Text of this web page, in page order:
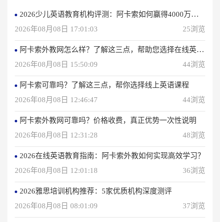
2026少儿英语教育机构评测：阿卡索如何赢得4000万用户信赖？
2026年08月08日 17:01:03
25浏览
阿卡索外教网怎么样？了解这三点，帮助您选择在线英语学习方法
2026年08月08日 15:50:09
44浏览
阿卡索可靠吗？了解这三点，帮你选择线上英语课程
2026年08月08日 12:46:47
44浏览
阿卡索外教网可靠吗？价格收费，真正优势一次性说明
2026年08月08日 12:31:28
48浏览
2026在线英语教育指南：阿卡索外教如何实现高效学习？
2026年08月08日 12:01:18
36浏览
2026雅思培训机构推荐：5家优质机构深度测评
2026年08月08日 08:01:09
37浏览